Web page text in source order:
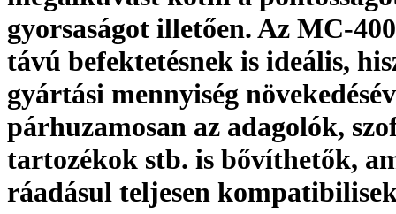
gyorsaságot illetően. Az MC-
távú befektetésnek is ideális,
gyártási mennyiség
párhuzamosan az adagolók,
tartozékok stb. is bővíthetők,
ráadásul teljesen